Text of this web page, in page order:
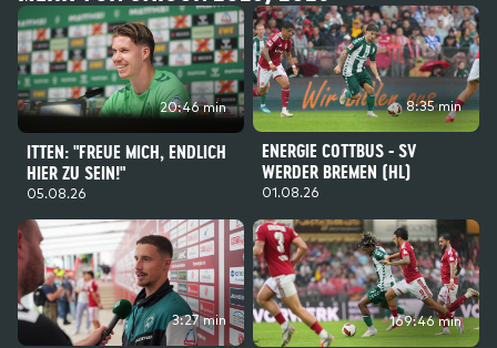
20:46 min
ITTEN: "FREUE MICH, ENDLICH
HIER ZU SEIN!"
05.08.26
8:35 min
ENERGIE COTTBUS - SV
WERDER BREMEN (HL)
01.08.26
3:27 min 169:46 min